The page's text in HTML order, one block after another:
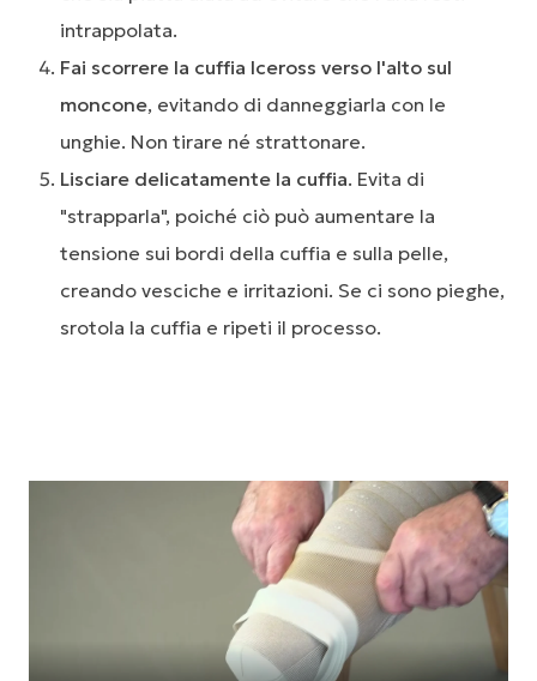
intrappolata.
Fai scorrere la cuffia Iceross verso l'alto sul
moncone, evitando di danneggiarla con le
unghie. Non tirare né strattonare.
Lisciare delicatamente la cuffia. Evita di
"strapparla", poiché ciò può aumentare la
tensione sui bordi della cuffia e sulla pelle,
creando vesciche e irritazioni. Se ci sono pieghe,
srotola la cuffia e ripeti il processo.